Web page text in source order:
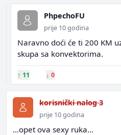
PhpechoFU
prije 10 godina
Naravno doći će ti 200 KM
skupa sa konvektorima.
↑ 11 ↓ 0
korisnički nalog 3
prije 10 godina
...opet ova sexy ruka...